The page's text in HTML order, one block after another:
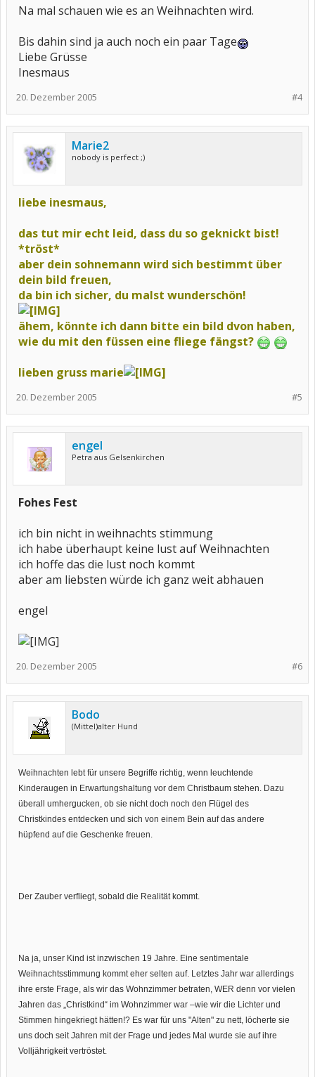
Na mal schauen wie es an Weihnachten wird.
Bis dahin sind ja auch noch ein paar Tage
Liebe Grüsse
Inesmaus
#4
20. Dezember 2005
Marie2
nobody is perfect ;)
liebe inesmaus,
das tut mir echt leid, dass du so geknickt bist!
*tröst*
aber dein sohnemann wird sich bestimmt über
dein bild freuen,
da bin ich sicher, du malst wunderschön!
ähem, könnte ich dann bitte ein bild dvon haben,
wie du mit den füssen eine fliege fängst?
lieben gruss marie
#5
20. Dezember 2005
engel
Petra aus Gelsenkirchen
Fohes Fest
ich bin nicht in weihnachts stimmung
ich habe überhaupt keine lust auf Weihnachten
ich hoffe das die lust noch kommt
aber am liebsten würde ich ganz weit abhauen
engel
#6
20. Dezember 2005
Bodo
(Mittel)alter Hund
Weihnachten lebt für unsere Begriffe richtig, wenn leuchtende
Kinderaugen in Erwartungshaltung vor dem Christbaum stehen. Dazu
überall umhergucken, ob sie nicht doch noch den Flügel des
Christkindes entdecken und sich von einem Bein auf das andere
hüpfend auf die Geschenke freuen.
Der Zauber verfliegt, sobald die Realität kommt.
Na ja, unser Kind ist inzwischen 19 Jahre. Eine sentimentale
Weihnachtsstimmung kommt eher selten auf. Letztes Jahr war allerdings
ihre erste Frage, als wir das Wohnzimmer betraten, WER denn vor vielen
Jahren das „Christkind“ im Wohnzimmer war –wie wir die Lichter und
Stimmen hingekriegt hätten!? Es war für uns "Alten" zu nett, löcherte sie
uns doch seit Jahren mit der Frage und jedes Mal wurde sie auf ihre
Volljährigkeit vertröstet.